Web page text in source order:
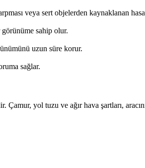
veya sert objelerden kaynaklanan
görünüme sahip olur.
uzun süre korur.
sağlar.
yol tuzu ve ağır hava şartları,